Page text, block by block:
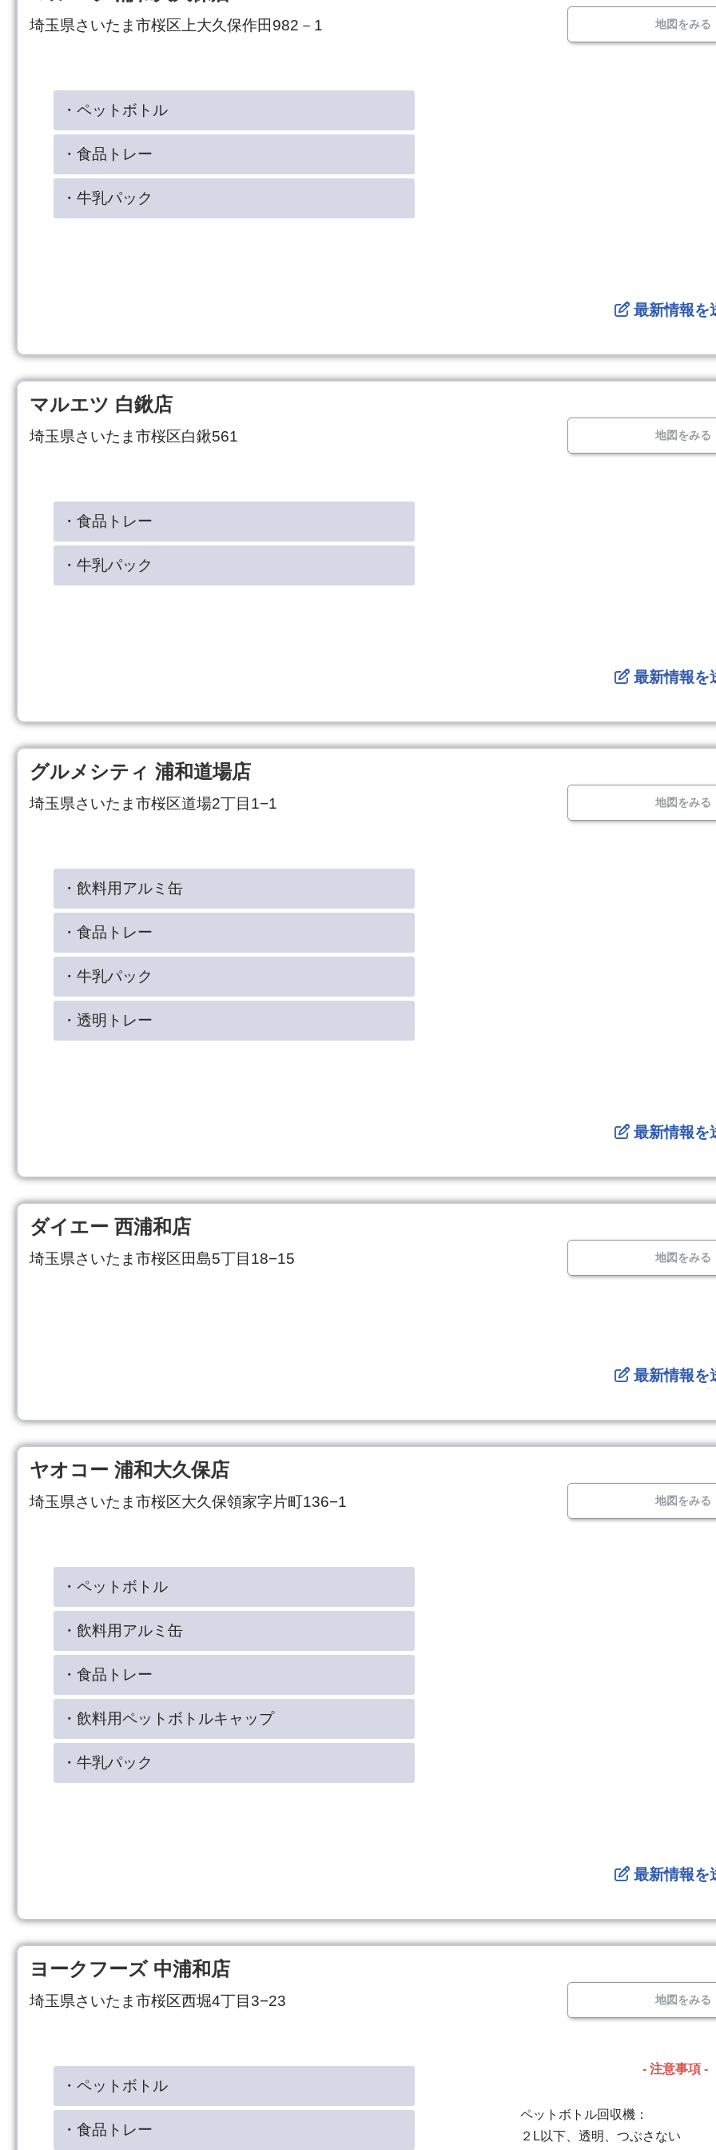
埼玉県さいたま市桜区上大久保作田982－1 地図をみる
・ペットボトル
・食品トレー
・牛乳パック
最新情報を
マルエツ 白鍬店
埼玉県さいたま市桜区白鍬561 地図をみる
・食品トレー
・牛乳パック
最新情報を
グルメシティ 浦和道場店
埼玉県さいたま市桜区道場2丁目1−1 地図をみる
・飲料用アルミ缶
・食品トレー
・牛乳パック
・透明トレー
最新情報を
ダイエー 西浦和店
埼玉県さいたま市桜区田島5丁目18−15 地図をみる
最新情報を
ヤオコー 浦和大久保店
埼玉県さいたま市桜区大久保領家字片町136−1 地図をみる
・ペットボトル
・飲料用アルミ缶
・食品トレー
・飲料用ペットボトルキャップ
・牛乳パック
最新情報を
ヨークフーズ 中浦和店
埼玉県さいたま市桜区西堀4丁目3−23 地図をみる
・ペットボトル
・食品トレー
- 注意事項 -
ペットボトル回収機：
２L以下、透明、つぶさない